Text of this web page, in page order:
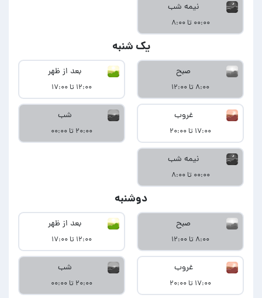
نیمه شب
۰۰:۰۰ تا ۸:۰۰
یک شنبه
صبح
۸:۰۰ تا ۱۲:۰۰
بعد از ظهر
۱۲:۰۰ تا ۱۷:۰۰
غروب
۱۷:۰۰ تا ۲۰:۰۰
شب
۲۰:۰۰ تا ۰۰:۰۰
نیمه شب
۰۰:۰۰ تا ۸:۰۰
دوشنبه
صبح
۸:۰۰ تا ۱۲:۰۰
بعد از ظهر
۱۲:۰۰ تا ۱۷:۰۰
غروب
۱۷:۰۰ تا ۲۰:۰۰
شب
۲۰:۰۰ تا ۰۰:۰۰